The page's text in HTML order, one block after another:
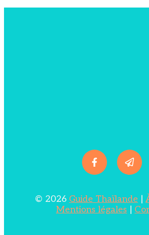
© 2026 Guide Thaïlande
Mentions légales